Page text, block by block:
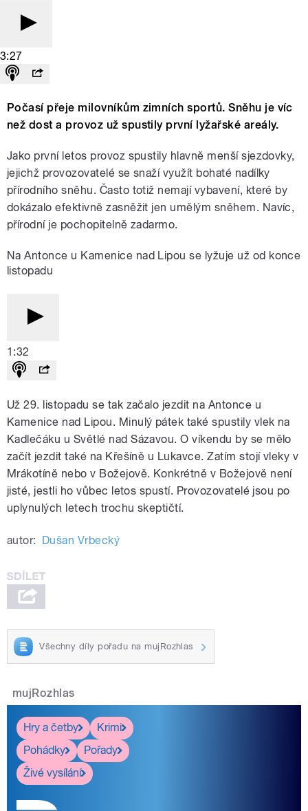
3:27
Počasí přeje milovníkům zimních sportů. Sněhu je víc
než dost a provoz už spustily první lyžařské areály.
Jako první letos provoz spustily hlavně menší sjezdovky,
jejichž provozovatelé se snaží využít bohaté nadílky
přírodního sněhu. Často totiž nemají vybavení, které by
dokázalo efektivně zasněžit jen umělým sněhem. Navíc,
přírodní je pochopitelně zadarmo.
Na Antonce u Kamenice nad Lipou se lyžuje už od konce
listopadu
1:32
Už 29. listopadu se tak začalo jezdit na Antonce u
Kamenice nad Lipou. Minulý pátek také spustily vlek na
Kadlečáku u Světlé nad Sázavou. O víkendu by se mělo
začít jezdit také na Křešíně u Lukavce. Zatím stojí vleky v
Mrákotíně nebo v Božejově. Konkrétně v Božejově není
jisté, jestli ho vůbec letos spustí. Provozovatelé jsou po
uplynulých letech trochu skeptičtí.
autor: Dušan Vrbecký
Všechny díly pořadu na mujRozhlas
mujRozhlas
Hry a četby
Krimi
Pohádky
Pořady
Živé vysílání